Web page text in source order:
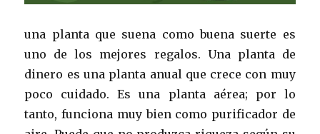
una planta que suena como buena suerte es
uno de los mejores regalos. Una planta de
dinero es una planta anual que crece con muy
poco cuidado. Es una planta aérea; por lo
tanto, funciona muy bien como purificador de